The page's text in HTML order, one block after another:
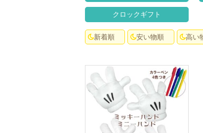
クロックギフト
新着順 安い物順 高い